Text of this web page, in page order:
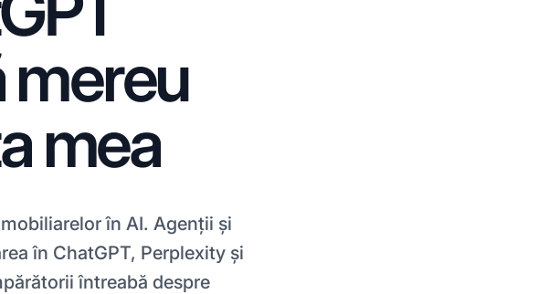
mereu
mea
în AI. Agenții și
în ChatGPT, Perplexity și
întreabă despre